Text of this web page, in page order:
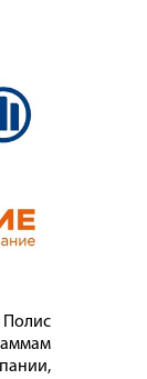
Полис